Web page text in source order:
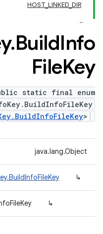
HOST_LINKED_DIR
.BuildInfo
FileKey
static final enum
>
java.lang.Object
↳
↳